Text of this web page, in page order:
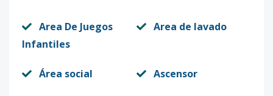
Area De Juegos
Infantiles
Area de lavado
Área social Ascensor